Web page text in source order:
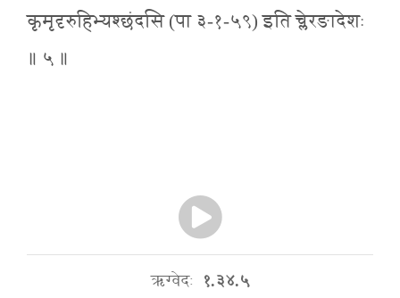
कृमृदृरुहिभ्यश्छंदसि (पा ३-१-५९) इति च्लेरङादेशः
॥ ५ ॥
ऋग्वेदः १.३४.५